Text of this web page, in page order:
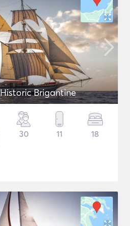
Brigantine
30 11 18